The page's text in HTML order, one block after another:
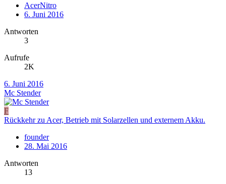
AcerNitro
6. Juni 2016
Antworten
3
Aufrufe
2K
6. Juni 2016
Mc Stender
F
Rückkehr zu Acer, Betrieb mit Solarzellen und externem Akku.
founder
28. Mai 2016
Antworten
13